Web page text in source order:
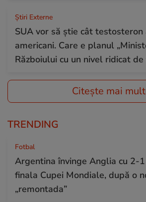
Știri Externe
SUA vor să știe cât
americani. Care e planul
Războiului cu un nivel ridicat
Citește mai
TRENDING
Fotbal
Argentina învinge Anglia cu 2-
finala Cupei Mondiale, după o
„remontada”